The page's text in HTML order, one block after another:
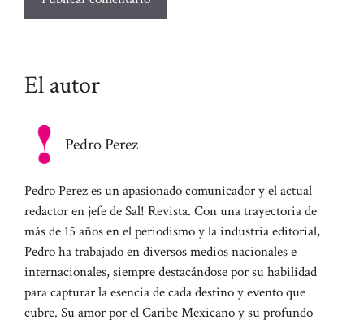
El autor
Pedro Perez
Pedro Perez es un apasionado comunicador y el actual
redactor en jefe de Sal! Revista. Con una trayectoria de
más de 15 años en el periodismo y la industria editorial,
Pedro ha trabajado en diversos medios nacionales e
internacionales, siempre destacándose por su habilidad
para capturar la esencia de cada destino y evento que
cubre. Su amor por el Caribe Mexicano y su profundo